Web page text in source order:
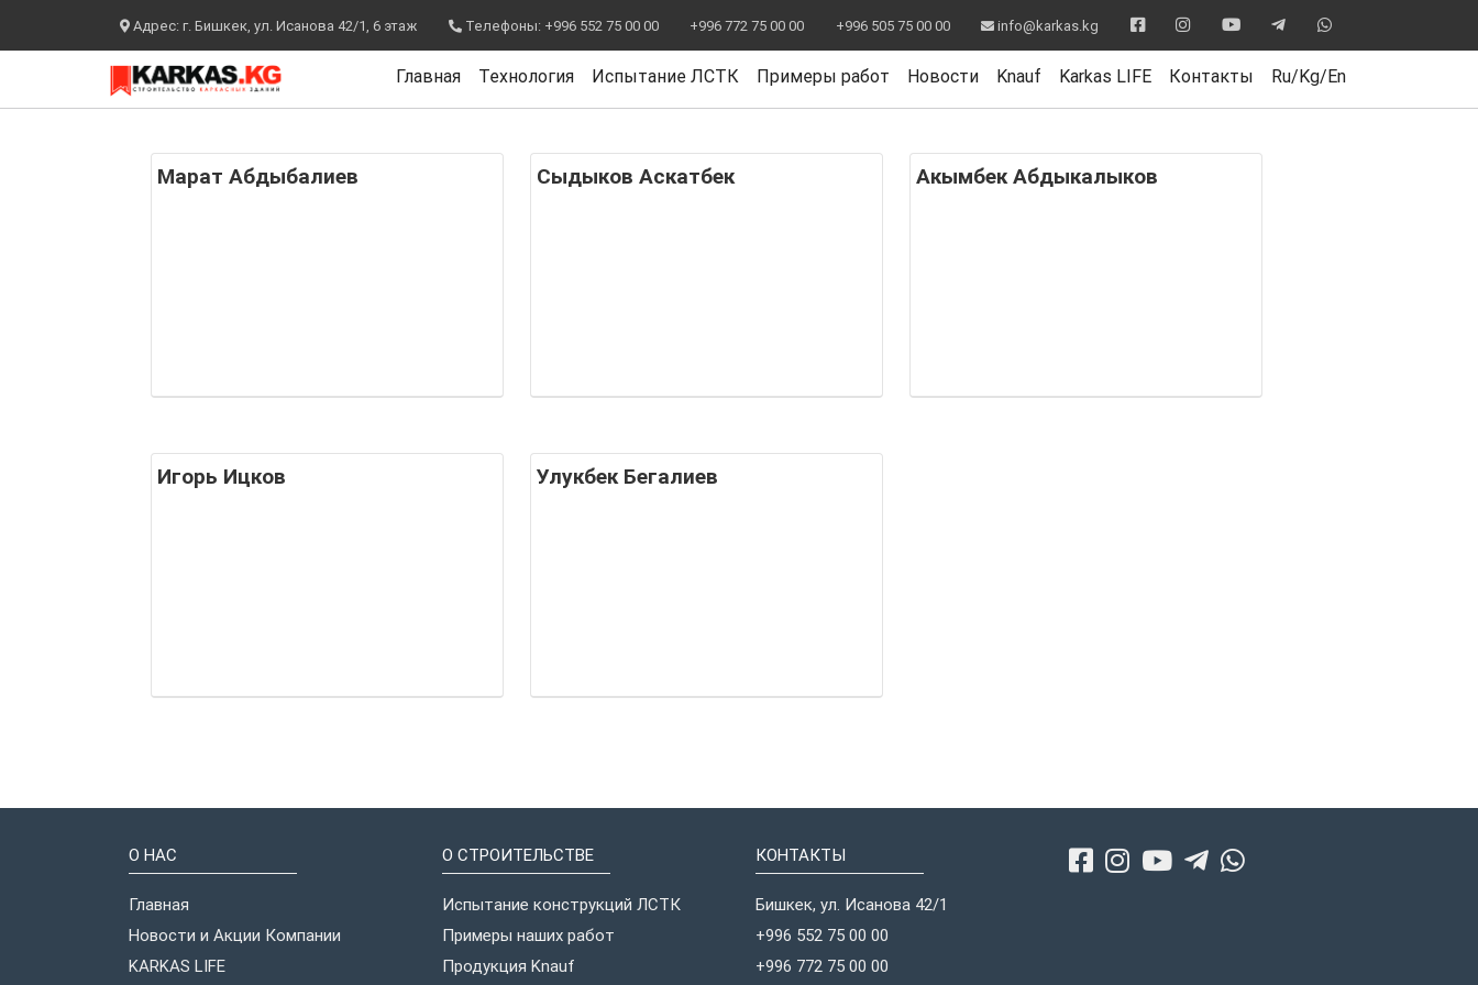
Адрес: г. Бишкек, ул. Исанова 42/1, 6 этаж Телефоны: +996 552 75 00 00 +996 772 75 00 00 +996 505 75 00 00 info@karkas.kg
Главная Технология Испытание ЛСТК Примеры работ Новости Knauf Karkas LIFE Контакты Ru/Kg/En
Марат Абдыбалиев Сыдыков Аскатбек Акымбек Абдыкалыков
Игорь Ицков Улукбек Бегалиев
О НАС
Главная
Новости и Акции Компании
KARKAS LIFE
О СТРОИТЕЛЬСТВЕ
Испытание конструкций ЛСТК
Примеры наших работ
Продукция Knauf
КОНТАКТЫ
Бишкек, ул. Исанова 42/1
+996 552 75 00 00
+996 772 75 00 00